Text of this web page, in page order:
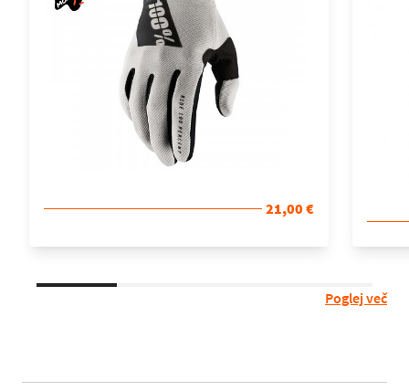
21,00 €
Poglej več